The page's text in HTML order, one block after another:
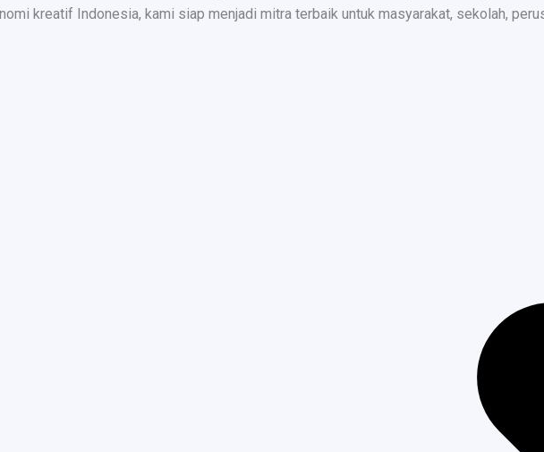
kreatif Indonesia, kami siap menjadi mitra terbaik untuk masyarakat, sekolah,